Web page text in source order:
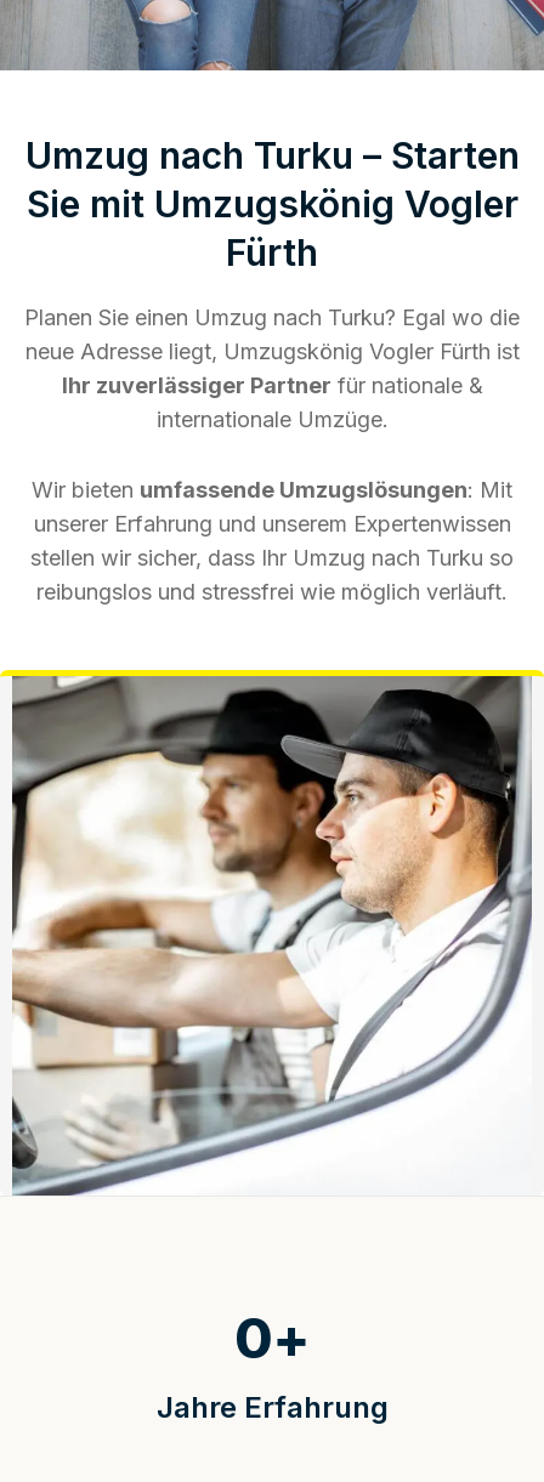
Umzug nach Turku – Starten
Sie mit Umzugskönig Vogler
Fürth
Planen Sie einen Umzug nach Turku? Egal wo die
neue Adresse liegt, Umzugskönig Vogler Fürth ist
Ihr zuverlässiger Partner für nationale &
internationale Umzüge.
Wir bieten umfassende Umzugslösungen: Mit
unserer Erfahrung und unserem Expertenwissen
stellen wir sicher, dass Ihr Umzug nach Turku so
reibungslos und stressfrei wie möglich verläuft.
Jahre Erfahrung
0+